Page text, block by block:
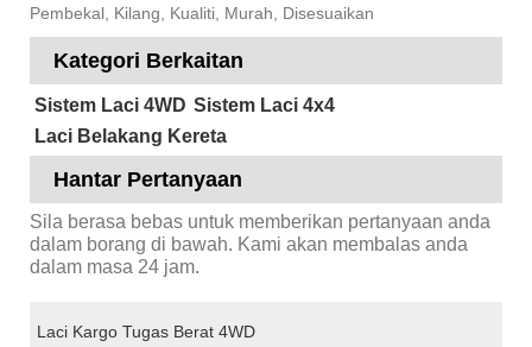
Pembekal, Kilang, Kualiti, Murah, Disesuaikan
Kategori Berkaitan
Sistem Laci 4WD Sistem Laci 4x4
Laci Belakang Kereta
Hantar Pertanyaan
Sila berasa bebas untuk memberikan pertanyaan anda
dalam borang di bawah. Kami akan membalas anda
dalam masa 24 jam.